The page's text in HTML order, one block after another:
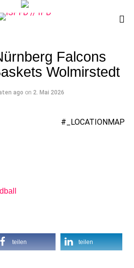
Falcons
Wolmirstedt
ago on 2. Mai 2026
#_LOCATIONMAP
teilen teilen